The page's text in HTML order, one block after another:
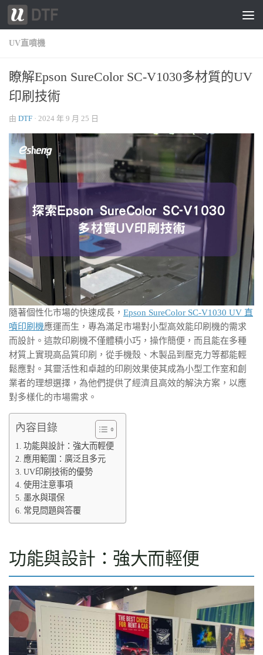
跳轉至內容
UV直噴機
瞭解Epson SureColor SC-V1030多材質的UV
印刷技術
由 DTF · 2024 年 9 月 25 日
隨著個性化市場的快速成長， Epson SureColor SC-V1030 UV 直
噴印刷機應運而生，專為滿足市場對小型高效能印刷機的需求
而設計。這款印刷機不僅體積小巧，操作簡便，而且能在多種
材質上實現高品質印刷，從手機殼、木製品到壓克力等都能輕
鬆應對。其靈活性和卓越的印刷效果使其成為小型工作室和創
業者的理想選擇，為他們提供了經濟且高效的解決方案，以應
對多樣化的市場需求。
內容目錄
功能與設計：強大而輕便
應用範圍：廣泛且多元
UV印刷技術的優勢
使用注意事項
墨水與環保
常見問題與答覆
功能與設計：強大而輕便